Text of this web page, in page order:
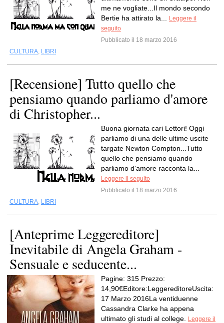
me ne vogliate...Il mondo secondo
Bertie ha attirato la...
Leggere il
seguito
Pubblicato il 18 marzo 2016
CULTURA, LIBRI
[Recensione] Tutto quello che
pensiamo quando parliamo d'amore
di Christopher...
Buona giornata cari Lettori! Oggi
parliamo di una delle ultime uscite
targate Newton Compton...Tutto
quello che pensiamo quando
parliamo d'amore racconta la...
Leggere il seguito
Pubblicato il 18 marzo 2016
CULTURA, LIBRI
[Anteprime Leggereditore]
Inevitabile di Angela Graham -
Sensuale e seducente...
Pagine: 315 Prezzo:
14,90€Editore:LeggereditoreUscita:
17 Marzo 2016La ventiduenne
Cassandra Clarke ha appena
ultimato gli studi al college.
Leggere il